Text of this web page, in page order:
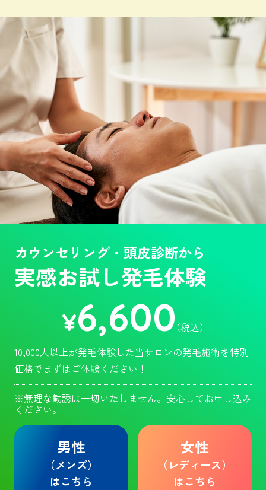
カウンセリング・頭皮診断から
実感お試し発毛体験
¥6,600（税込）
10,000人以上が発毛体験した当サロンの発毛施術を特別
価格でまずはご体験ください！
※無理な勧誘は一切いたしません。安心してお申し込み
ください。
男性
（メンズ）
はこちら
女性
（レディース）
はこちら